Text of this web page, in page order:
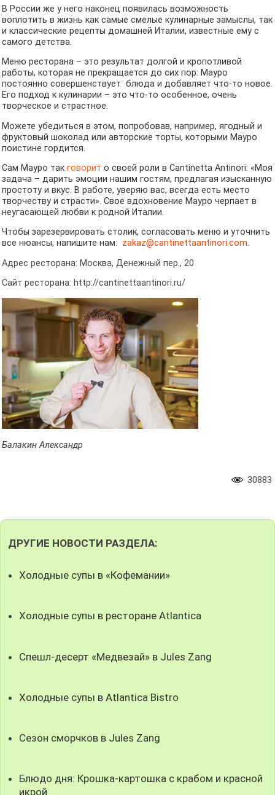
В России же у него наконец появилась возможность
воплотить в жизнь как самые смелые кулинарные замыслы, так
и классические рецепты домашней Италии, известные ему с
самого детства.
Меню ресторана – это результат долгой и кропотливой
работы, которая не прекращается до сих пор: Мауро
постоянно совершенствует блюда и добавляет что-то новое.
Его подход к кулинарии – это что-то особенное, очень
творческое и страстное.
Можете убедиться в этом, попробовав, например, ягодный и
фруктовый шоколад или авторские торты, которыми Мауро
поистине гордится.
Сам Мауро так говорит о своей роли в Cantinetta Antinori: «Моя
задача – дарить эмоции нашим гостям, предлагая изысканную
простоту и вкус. В работе, уверяю вас, всегда есть место
творчеству и страсти». Свое вдохновение Мауро черпает в
неугасающей любви к родной Италии.
Чтобы зарезервировать столик, согласовать меню и уточнить
все нюансы, напишите нам: zakaz@cantinettaantinori.com.
Адрес ресторана: Москва, Денежный пер., 20
Сайт ресторана: http://cantinettaantinori.ru/
Балакин Александр
30883
ДРУГИЕ НОВОСТИ РАЗДЕЛА:
Холодные супы в «Кофемании»
Холодные супы в ресторане Atlantica
Спешл-десерт «Медвезай» в Jules Zang
Холодные супы в Atlantica Bistro
Сезон сморчков в Jules Zang
Блюдо дня: Крошка-картошка с крабом и красной
икрой